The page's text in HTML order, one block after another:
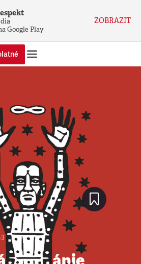
Google Play
ZOBRAZIT
3 minuty